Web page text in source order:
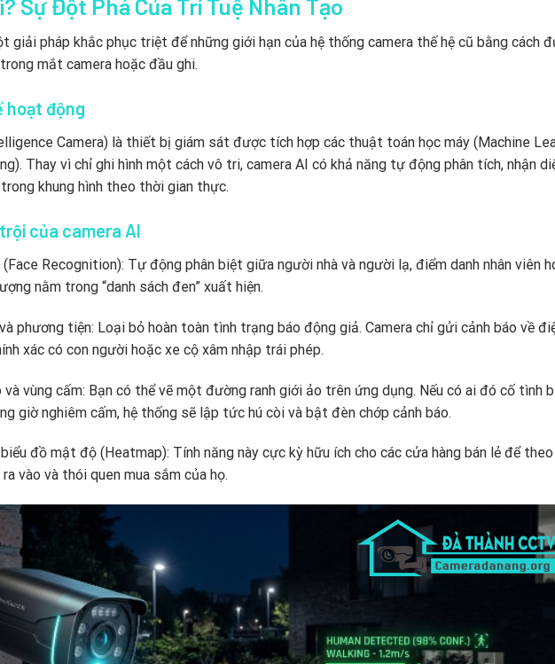
giải pháp khắc phục triệt để những giới hạn của hệ thống camera thế hệ cũ bằng cách
mắt camera hoặc đầu ghi.
hoạt động
Camera) là thiết bị giám sát được tích hợp các thuật toán học máy (Machine
Thay vì chỉ ghi hình một cách vô tri, camera AI có khả năng tự động phân tích, nhận
khung hình theo thời gian thực.
của camera AI
Recognition): Tự động phân biệt giữa người nhà và người lạ, điểm danh nhân viên
nằm trong “danh sách đen” xuất hiện.
phương tiện: Loại bỏ hoàn toàn tình trạng báo động giả. Camera chỉ gửi cảnh báo về
xác có con người hoặc xe cộ xâm nhập trái phép.
vùng cấm: Bạn có thể vẽ một đường ranh giới ảo trên ứng dụng. Nếu có ai đó cố tình
giờ nghiêm cấm, hệ thống sẽ lập tức hú còi và bật đèn chớp cảnh báo.
đồ mật độ (Heatmap): Tính năng này cực kỳ hữu ích cho các cửa hàng bán lẻ để
vào và thói quen mua sắm của họ.